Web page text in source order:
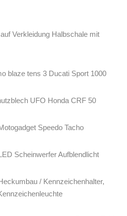
Verkleidung Halbschale mit
blaze tens 3 Ducati Sport 1000
UFO Honda CRF 50
Speedo Tacho
Scheinwerfer Aufblendlicht
/ Kennzeichenhalter,